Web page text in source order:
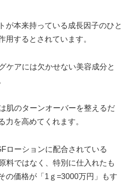
が本来持っている成長因子のひと
用するとされています。
ケアには欠かせない美容成分と
肌のターンオーバーを整えるだ
力を高めてくれます。
ローションに配合されている
料ではなく、特別に仕入れたも
の価格が「1ｇ=3000万円」もす